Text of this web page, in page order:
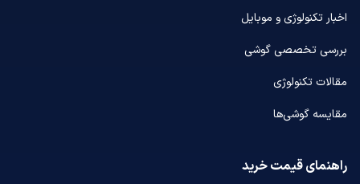
اخبار تکنولوژی و موبایل
بررسی تخصصی گوشی
مقالات تکنولوژی
مقایسه گوشی‌ها
راهنمای قیمت خرید